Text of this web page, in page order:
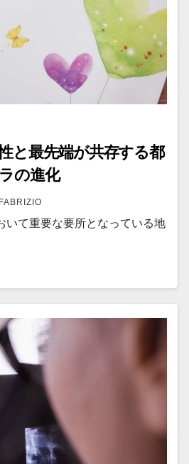
と最先端が共存する都
の進化
FABRIZIO
いて重要な要所となっている地